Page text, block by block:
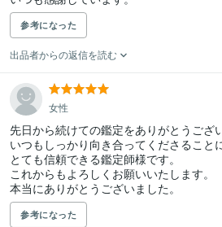
参考になった
出品者からの返信を読む
女性
先日から続けての鑑定をありがとうござ
いつもしっかり向き合ってくださること
とても信頼できる鑑定師様です。
これからもよろしくお願いいたします。
本当にありがとうございました。
参考になった